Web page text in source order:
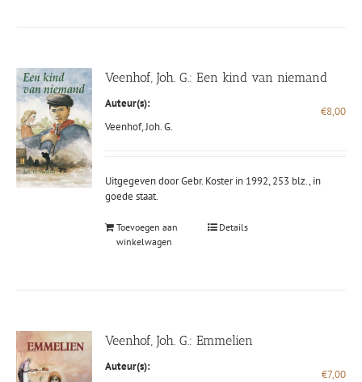
Veenhof, Joh. G.: Een kind van niemand
Auteur(s):
Veenhof, Joh. G.
€8,00
Uitgegeven door Gebr. Koster in 1992, 253 blz., in
goede staat.
Toevoegen aan
winkelwagen
Details
Veenhof, Joh. G.: Emmelien
Auteur(s):
€7,00